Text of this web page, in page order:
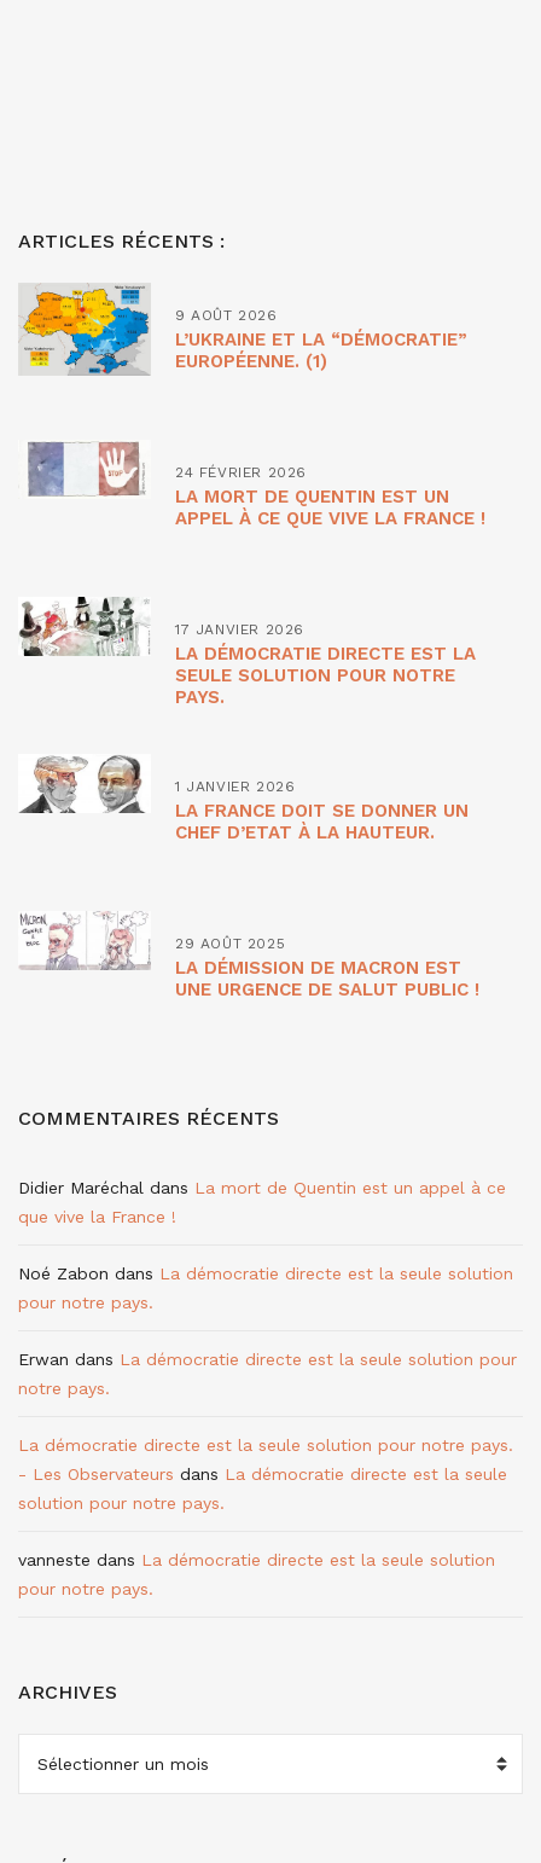
ARTICLES RÉCENTS :
9 AOÛT 2026
L’UKRAINE ET LA “DÉMOCRATIE”
EUROPÉENNE. (1)
24 FÉVRIER 2026
LA MORT DE QUENTIN EST UN
APPEL À CE QUE VIVE LA FRANCE !
17 JANVIER 2026
LA DÉMOCRATIE DIRECTE EST LA
SEULE SOLUTION POUR NOTRE
PAYS.
1 JANVIER 2026
LA FRANCE DOIT SE DONNER UN
CHEF D’ETAT À LA HAUTEUR.
29 AOÛT 2025
LA DÉMISSION DE MACRON EST
UNE URGENCE DE SALUT PUBLIC !
COMMENTAIRES RÉCENTS
Didier Maréchal dans La mort de Quentin est un appel à ce
que vive la France !
Noé Zabon dans La démocratie directe est la seule solution
pour notre pays.
Erwan dans La démocratie directe est la seule solution pour
notre pays.
La démocratie directe est la seule solution pour notre pays.
- Les Observateurs dans La démocratie directe est la seule
solution pour notre pays.
vanneste dans La démocratie directe est la seule solution
pour notre pays.
ARCHIVES
ARCHIVES